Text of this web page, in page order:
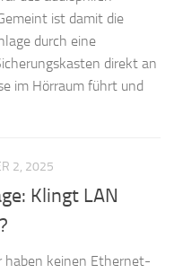
ist damit die
durch eine
direkt an
im Hörraum führt und
2, 2025
Klingt LAN
haben keinen Ethernet-